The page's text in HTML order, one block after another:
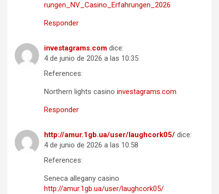
rungen_NV_Casino_Erfahrungen_2026
Responder
investagrams.com dice:
4 de junio de 2026 a las 10:35
References:
Northern lights casino investagrams.com
Responder
http://amur.1gb.ua/user/laughcork05/ dice:
4 de junio de 2026 a las 10:58
References:
Seneca allegany casino
http://amur.1gb.ua/user/laughcork05/